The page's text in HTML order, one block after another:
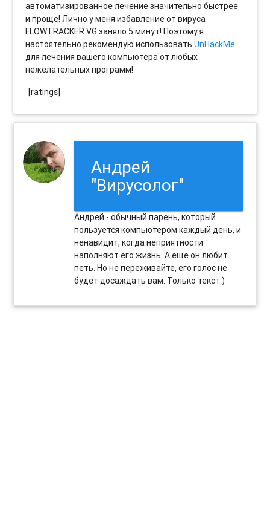
автоматизированное лечение значительно быстрее
и проще! Лично у меня избавление от вируса
FLOWTRACKER.VG заняло 5 минут! Поэтому я
настоятельно рекомендую использоватьUnHackMe
для лечения вашего компьютера от любых
нежелательных программ!
[ratings]
Андрей
"Вирусолог"
Андрей - обычный парень, который
пользуется компьютером каждый день, и
ненавидит, когда неприятности
наполняют его жизнь. А еще он любит
петь. Но не переживайте, его голос не
будет досаждать вам. Только текст )